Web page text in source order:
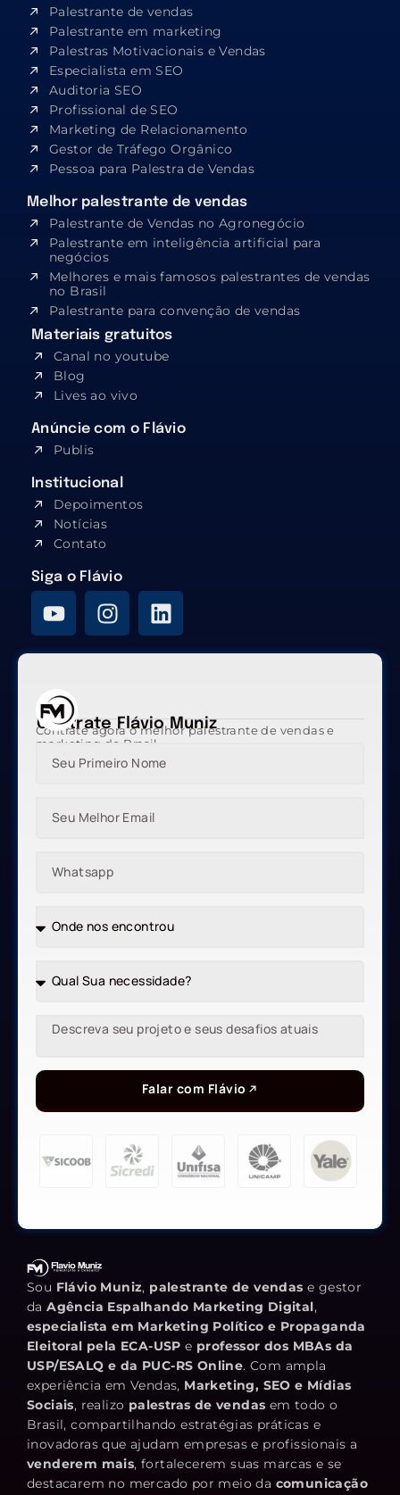
Palestrante de vendas
Palestrante em marketing
Palestras Motivacionais e Vendas
Especialista em SEO​
Auditoria SEO
Profissional de SEO
Marketing de Relacionamento
Gestor de Tráfego Orgânico
Pessoa para Palestra de Vendas
Melhor palestrante de vendas
Palestrante de Vendas no Agronegócio
Palestrante em inteligência artificial para
negócios
Melhores e mais famosos palestrantes de vendas
no Brasil
Palestrante para convenção de vendas
Materiais gratuitos
Canal no youtube
Blog
Lives ao vivo
Anúncie com o Flávio
Publis
Institucional
Depoimentos
Notícias
Contato
Siga o Flávio
Contrate Flávio Muniz
Contrate agora o melhor palestrante de vendas e
marketing do Brasil
Falar com Flávio
Sou Flávio Muniz, palestrante de vendas e gestor
daAgência Espalhando Marketing Digital,
especialista em Marketing Político e Propaganda
Eleitoral pela ECA-USP e professor dos MBAs da
USP/ESALQ e da PUC-RS Online. Com ampla
experiência em Vendas, Marketing, SEO e Mídias
Sociais, realizo palestras de vendas em todo o
Brasil, compartilhando estratégias práticas e
inovadoras que ajudam empresas e profissionais a
venderem mais, fortalecerem suas marcas e se
destacarem no mercado por meio da comunicação